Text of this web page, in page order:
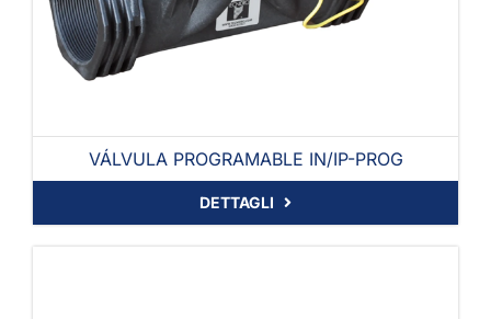
VÁLVULA PROGRAMABLE IN/IP-PROG
DETTAGLI